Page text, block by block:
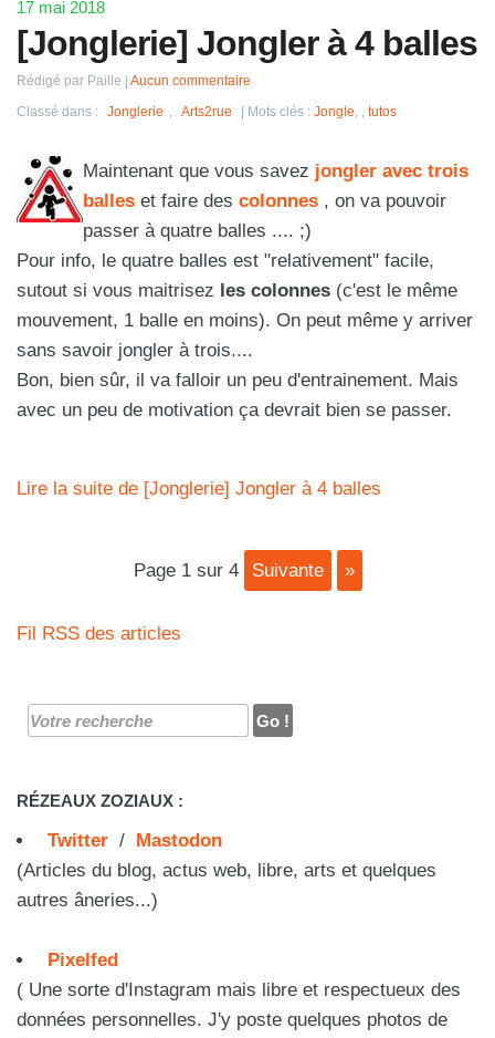
17 mai 2018
[Jonglerie] Jongler à 4 balles
Rédigé par Paille Aucun commentaire
Classé dans : Jonglerie Arts2rue Mots clés : Jongle tutos
Maintenant que vous savez jongler avec trois
balles et faire des colonnes , on va pouvoir
passer à quatre balles .... ;)
Pour info, le quatre balles est "relativement" facile,
sutout si vous maitrisez les colonnes (c'est le même
mouvement, 1 balle en moins). On peut même y arriver
sans savoir jongler à trois....
Bon, bien sûr, il va falloir un peu d'entrainement. Mais
avec un peu de motivation ça devrait bien se passer.
Lire la suite de [Jonglerie] Jongler à 4 balles
page 1 sur 4 suivante »
Fil RSS des articles
RÉZEAUX ZOZIAUX :
Twitter / Mastodon
(Articles du blog, actus web, libre, arts et quelques
autres âneries...)
Pixelfed
( Une sorte d'Instagram mais libre et respectueux des
données personnelles. J'y poste quelques photos de